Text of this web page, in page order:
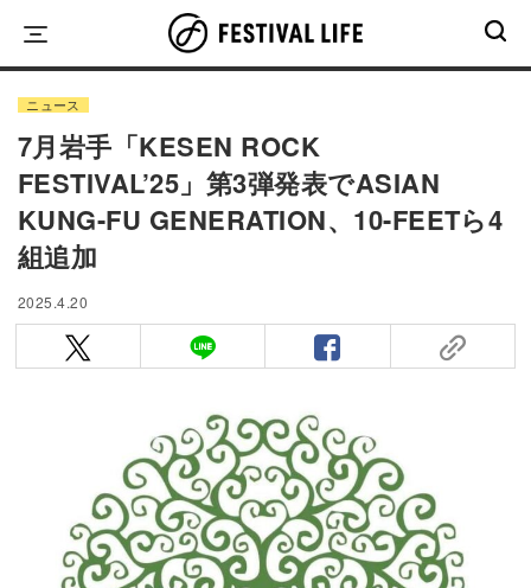
content
ニュース
7月岩手「KESEN ROCK
FESTIVAL’25」第3弾発表でASIAN
KUNG-FU GENERATION、10-FEETら4
組追加
2025.4.20